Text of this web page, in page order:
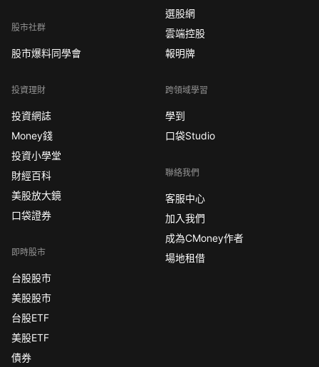
股市社群
股市爆料同學會
投資理財
投資網誌
Money錢
投資小學堂
財經百科
美股放大鏡
口袋證券
即時股市
台股股市
美股股市
台股ETF
美股ETF
債券
選股網
雲端控股
報明牌
跨領域學習
學到
口袋Studio
聯絡我們
客服中心
加入我們
成為CMoney作者
場地租借